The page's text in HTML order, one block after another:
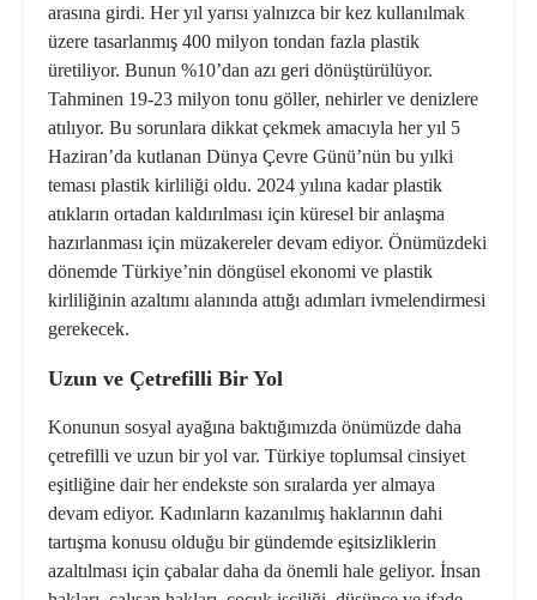
arasına girdi. Her yıl yarısı yalnızca bir kez kullanılmak
üzere tasarlanmış 400 milyon tondan fazla plastik
üretiliyor. Bunun %10’dan azı geri dönüştürülüyor.
Tahminen 19-23 milyon tonu göller, nehirler ve denizlere
atılıyor. Bu sorunlara dikkat çekmek amacıyla her yıl 5
Haziran’da kutlanan Dünya Çevre Günü’nün bu yılki
teması plastik kirliliği oldu. 2024 yılına kadar plastik
atıkların ortadan kaldırılması için küresel bir anlaşma
hazırlanması için müzakereler devam ediyor. Önümüzdeki
dönemde Türkiye’nin döngüsel ekonomi ve plastik
kirliliğinin azaltımı alanında attığı adımları ivmelendirmesi
gerekecek.
Uzun ve Çetrefilli Bir Yol
Konunun sosyal ayağına baktığımızda önümüzde daha
çetrefilli ve uzun bir yol var. Türkiye toplumsal cinsiyet
eşitliğine dair her endekste son sıralarda yer almaya
devam ediyor. Kadınların kazanılmış haklarının dahi
tartışma konusu olduğu bir gündemde eşitsizliklerin
azaltılması için çabalar daha da önemli hale geliyor. İnsan